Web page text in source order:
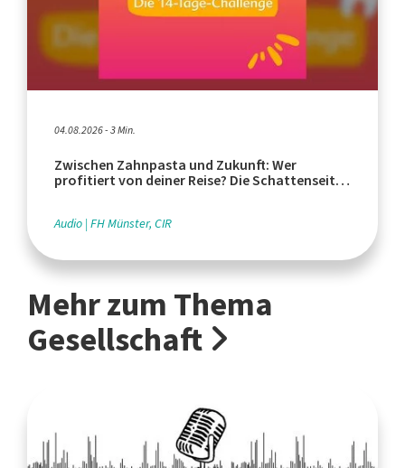
04.08.2026 - 3 Min.
Zwischen Zahnpasta und Zukunft: Wer
profitiert von deiner Reise? Die Schattenseiten
Audio FH Münster, CIR
Mehr zum Thema
Gesellschaft